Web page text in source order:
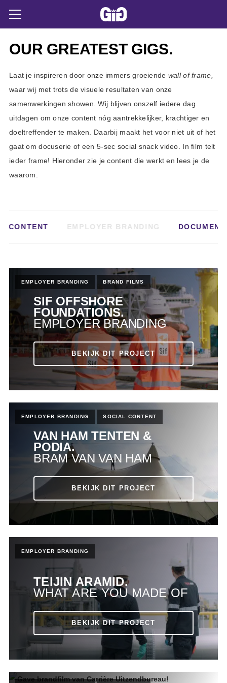
OUR GREATESTGIGS.
Laat je inspireren door onze immers groeiende wall of frame,
waar wij met trots de visuele resultaten van onze
samenwerkingen showen. Wij blijven onszelf iedere dag
uitdagen om onze content nóg aantrekkelijker, krachtiger en
doeltreffender te maken. Daarbij maakt het voor niet uit of het
gaat om docuserie of een 5-sec social snack video. In film telt
ieder frame! Hieronder zie je content die werkt en lees je de
waarom.
CONTENT EMPLOYER BRANDING
EMPLOYER BRANDING BRAND FILMS
SIF OFFSHORE
FOUNDATIONS.
EMPLOYER BRANDING
BEKIJK DIT PROJECT
EMPLOYER BRANDING SOCIAL CONTENT
VAN HAM TENTEN &
PODIA.
BRAM VAN VAN HAM
BEKIJK DIT PROJECT
EMPLOYER BRANDING
TEIJIN ARAMID.
WHAT ARE YOU MADE OF
BEKIJK DIT PROJECT
CARRIÈRE
UITZENDBUREAU.
GOED WERK
BEKIJK DIT PROJECT
AARTSEN.
NONSTOP
BEKIJK DIT PROJECT
ARRIVA.
HET HANDJE